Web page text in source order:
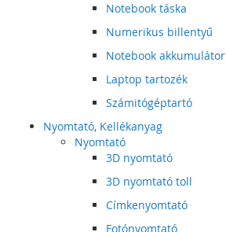
Notebook táska
Numerikus billentyű
Notebook akkumulátor
Laptop tartozék
Számitógéptartó
Nyomtató, Kellékanyag
Nyomtató
3D nyomtató
3D nyomtató toll
Címkenyomtató
Fotónyomtató